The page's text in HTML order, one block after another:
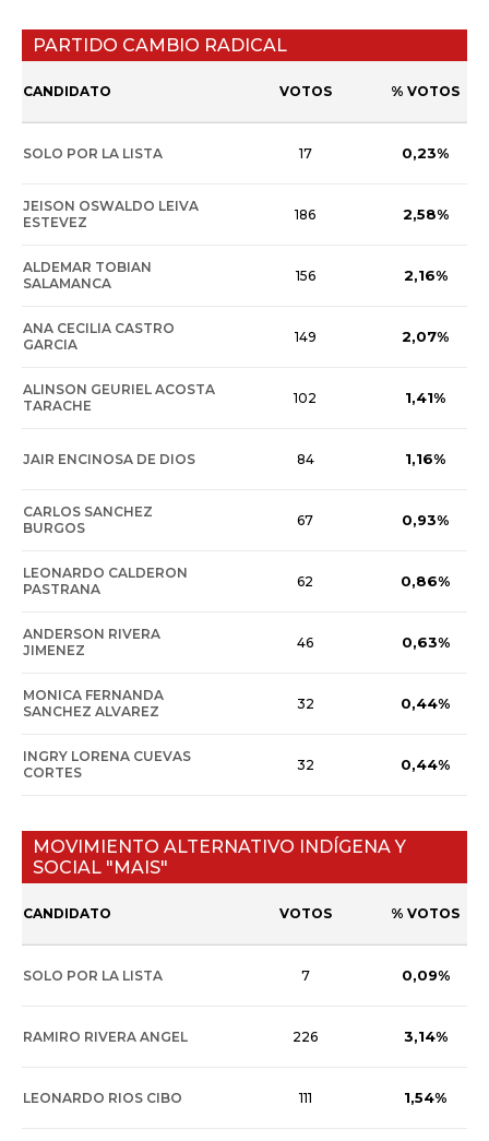
PARTIDO CAMBIO RADICAL
CANDIDATO VOTOS % VOTOS
SOLO POR LA LISTA 17 0,23%
JEISON OSWALDO LEIVA
ESTEVEZ
186 2,58%
ALDEMAR TOBIAN
SALAMANCA
156 2,16%
ANA CECILIA CASTRO
GARCIA
149 2,07%
ALINSON GEURIEL ACOSTA
TARACHE
102 1,41%
JAIR ENCINOSA DE DIOS 84 1,16%
CARLOS SANCHEZ
BURGOS
67 0,93%
LEONARDO CALDERON
PASTRANA
62 0,86%
ANDERSON RIVERA
JIMENEZ
46 0,63%
MONICA FERNANDA
SANCHEZ ALVAREZ
32 0,44%
INGRY LORENA CUEVAS
CORTES
32 0,44%
MOVIMIENTO ALTERNATIVO INDÍGENA Y
SOCIAL "MAIS"
CANDIDATO VOTOS % VOTOS
SOLO POR LA LISTA 7 0,09%
RAMIRO RIVERA ANGEL 226 3,14%
LEONARDO RIOS CIBO 111 1,54%